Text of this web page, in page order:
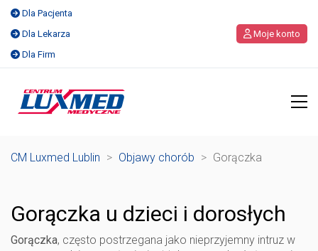
Dla Pacjenta
Dla Lekarza
Dla Firm
Moje konto
CM Luxmed Lublin > Objawy chorób > Gorączka
Gorączka u dzieci i dorosłych
Gorączka, często postrzegana jako nieprzyjemny intruz w